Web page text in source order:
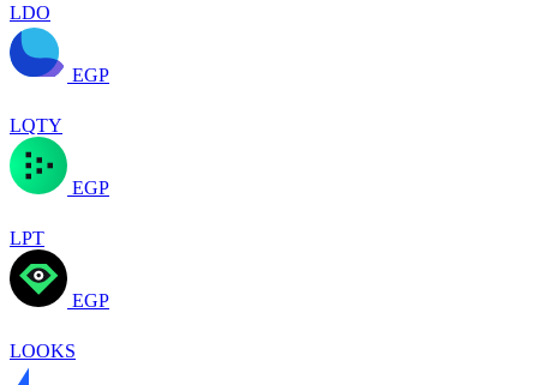
LDO
EGP
LQTY
EGP
LPT
EGP
LOOKS